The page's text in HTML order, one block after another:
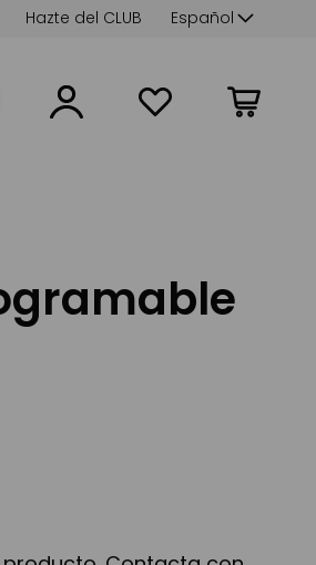
Lenguaje
Español
Hazte del CLUB
Mi cesta